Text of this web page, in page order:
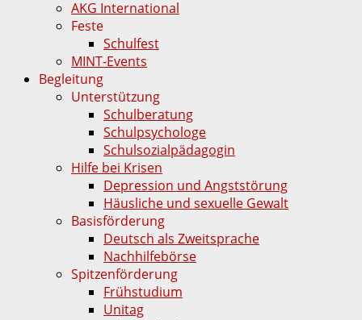
AKG International
Feste
Schulfest
MINT-Events
Begleitung
Unterstützung
Schulberatung
Schulpsychologe
Schulsozialpädagogin
Hilfe bei Krisen
Depression und Angststörung
Häusliche und sexuelle Gewalt
Basisförderung
Deutsch als Zweitsprache
Nachhilfebörse
Spitzenförderung
Frühstudium
Unitag